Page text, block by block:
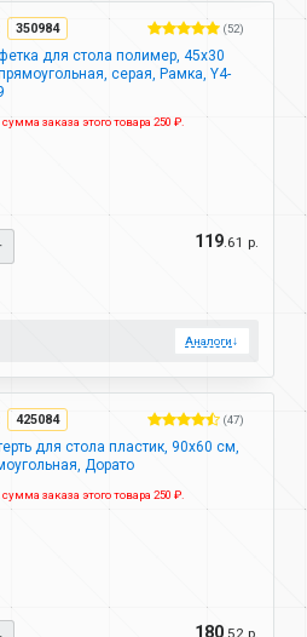
350984 (52)
для стола полимер, 45х30
серая, Рамка, Y4-
заказа этого товара 250 ₽.
119 .61 р.
Аналоги↓
425084 (47)
для стола пластик, 90х60 см,
Дорато
заказа этого товара 250 ₽.
180 .52 р.